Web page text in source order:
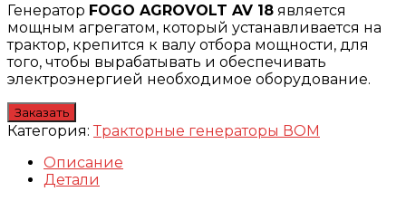
Генератор FOGO AGROVOLT AV 18 является
мощным агрегатом, который устанавливается на
трактор, крепится к валу отбора мощности, для
того, чтобы вырабатывать и обеспечивать
электроэнергией необходимое оборудование.
Заказать
Категория: Тракторные генераторы ВОМ
Описание
Детали